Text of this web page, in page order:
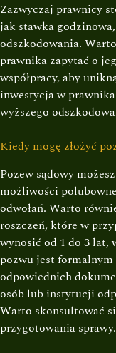
Zazwyczaj prawnicy
jak stawka
odszkodowania.
prawnika zapytać o
współpracy, aby
inwestycja w
wyższego
Kiedy mogę złożyć
Pozew sądowy
możliwości
odwołań. Warto
roszczeń, które w
wynosić od 1 do 3 lat,
pozwu jest
odpowiednich
osób lub instytucji
Warto skonsultować
przygotowania sprawy.